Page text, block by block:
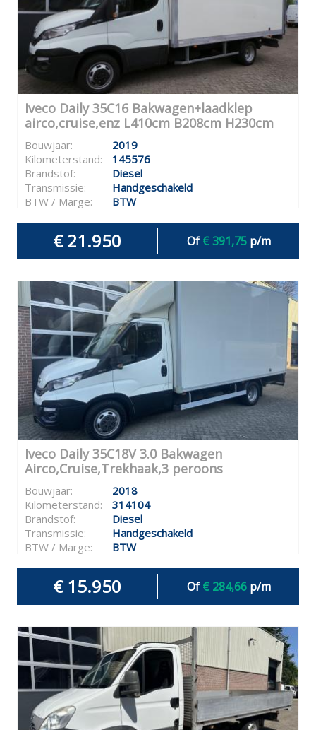
Iveco Daily 35C16 Bakwagen+laadklep
airco,cruise,enz L410cm B208cm H230cm
Bouwjaar:
2019
Kilometerstand:
145576
Brandstof:
Diesel
Transmissie:
Handgeschakeld
BTW / Marge:
BTW
€ 21.950 Of€ 391,75p/m
Iveco Daily 35C18V 3.0 Bakwagen
Airco,Cruise,Trekhaak,3 peroons
Bouwjaar:
2018
Kilometerstand:
314104
Brandstof:
Diesel
Transmissie:
Handgeschakeld
BTW / Marge:
BTW
€ 15.950 Of€ 284,66p/m